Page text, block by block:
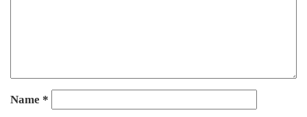
Name *